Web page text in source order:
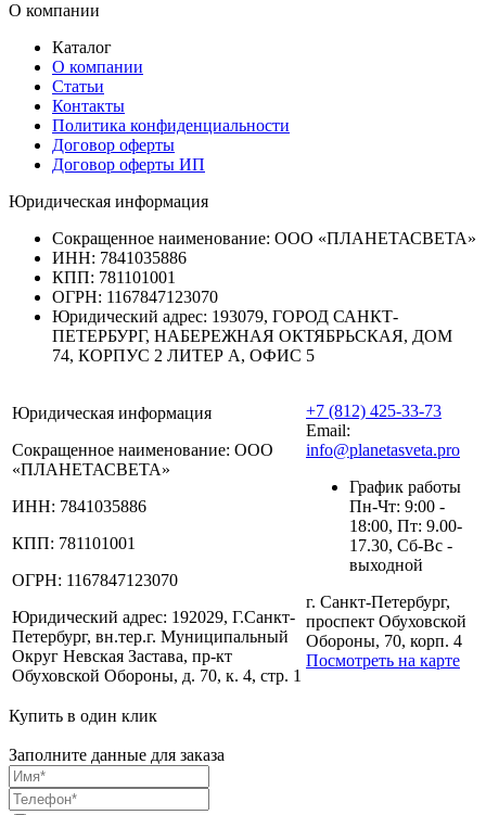
О компании
Каталог
О компании
Статьи
Контакты
Политика конфиденциальности
Договор оферты
Договор оферты ИП
Юридическая информация
Сокращенное наименование: ООО «ПЛАНЕТАСВЕТА»
ИНН: 7841035886
КПП: 781101001
ОГРН: 1167847123070
Юридический адрес: 193079, ГОРОД САНКТ-
ПЕТЕРБУРГ, НАБЕРЕЖНАЯ ОКТЯБРЬСКАЯ, ДОМ
74, КОРПУС 2 ЛИТЕР А, ОФИС 5
Юридическая информация
Сокращенное наименование: ООО
«ПЛАНЕТАСВЕТА»
ИНН: 7841035886
КПП: 781101001
ОГРН: 1167847123070
Юридический адрес: 192029, Г.Санкт-
Петербург, вн.тер.г. Муниципальный
Округ Невская Застава, пр-кт
Обуховской Обороны, д. 70, к. 4, стр. 1
+7 (812) 425-33-73
Email:
info@planetasveta.pro
График работы
Пн-Чт: 9:00 -
18:00, Пт: 9.00-
17.30, Сб-Вс -
выходной
г. Санкт-Петербург,
проспект Обуховской
Обороны, 70, корп. 4
Посмотреть на карте
Купить в один клик
Заполните данные для заказа